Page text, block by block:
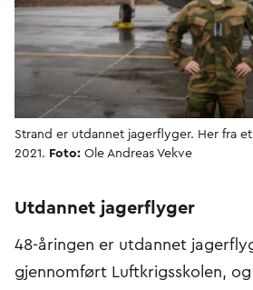
Strand er utdannet jagerflyger. Her fra
2021. Foto: Ole Andreas Vekve
Utdannet jagerflyger
48-åringen er utdannet
gjennomført Luftkrigsskolen,